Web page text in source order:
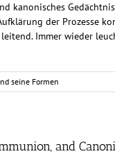
kanonisches
der Prozesse
Immer wieder
seine Formen
and